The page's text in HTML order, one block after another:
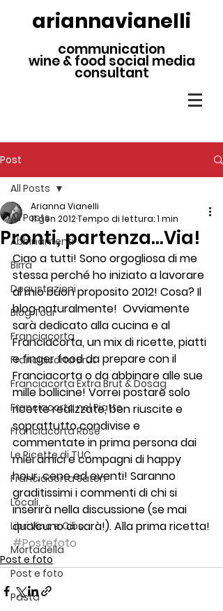
ariannavianelli
communication
wine & food social media
consultant
Post
All Posts
Abbinamenti
Birra
Degustazioni
Blog Tour
Franciacorta
Franciacorta Brut
Franciacorta Extra Brut & Dosag
Franciacorta nel Piatto
Franciacorta Rosé
Le Ricette di TUC
Franciacorta Satèn
Locali
Libri Vino e Cibo
Mortadella
Post e foto
Pasta
All Posts
Pronti, partenza…Via!
Arianna Vianelli
11 gen 2012Tempo di lettura: 1 min
Ciao a tutti! Sono orgogliosa di me
stessa perché ho iniziato a lavorare
al mio buon proposito 2012! Cosa? Il
blog naturalmente!  Ovviamente
sarà dedicato alla cucina e al
Franciacorta, un mix di ricette, piatti
e finger food da prepare con il
Franciacorta o da abbinare alle sue
mille bollicine! Vorrei postare solo
ricette realizzate, ben riuscite e
soprattutto condivise e
commentate in prima persona dai
miei amici e compagni di happy
hour, cene ed eventi! Saranno
graditissimi i commenti di chi si
inserirà nella discussione (se mai
qualcuno ci sarà!). Alla prima ricetta!
#Postefoto
Post e foto